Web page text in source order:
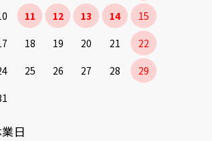
11 12 13 14
15
18 19 20 21
22
25 26 27 28
29
日